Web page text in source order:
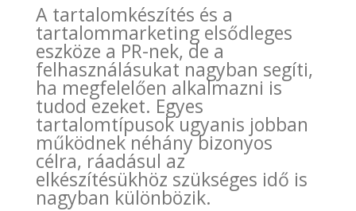
A tartalomkészítés és a
tartalommarketing elsődleges
eszköze a PR-nek, de a
felhasználásukat nagyban segíti,
ha megfelelően alkalmazni is
tudod ezeket. Egyes
tartalomtípusok ugyanis jobban
működnek néhány bizonyos
célra, ráadásul az
elkészítésükhöz szükséges idő is
nagyban különbözik.